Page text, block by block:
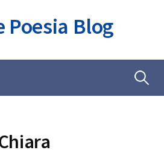
Poesia Blog
Ricerca